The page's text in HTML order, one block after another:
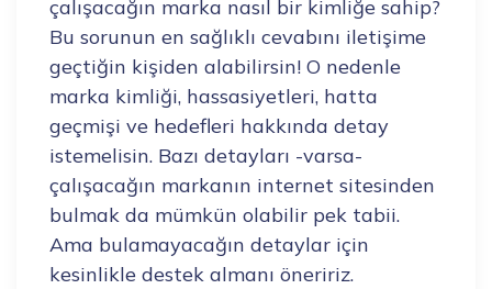
çalışacağın marka nasıl bir kimliğe sahip?
Bu sorunun en sağlıklı cevabını iletişime
geçtiğin kişiden alabilirsin! O nedenle
marka kimliği, hassasiyetleri, hatta
geçmişi ve hedefleri hakkında detay
istemelisin. Bazı detayları -varsa-
çalışacağın markanın internet sitesinden
bulmak da mümkün olabilir pek tabii.
Ama bulamayacağın detaylar için
kesinlikle destek almanı öneririz.